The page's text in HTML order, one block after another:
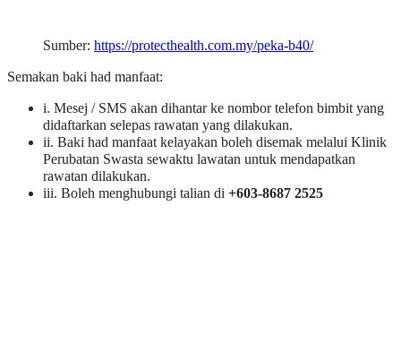
Sumber: https://protecthealth.com.my/peka-b40/
Semakan baki had manfaat:
i. Mesej / SMS akan dihantar ke nombor telefon bimbit yang
didaftarkan selepas rawatan yang dilakukan.
ii. Baki had manfaat kelayakan boleh disemak melalui Klinik
Perubatan Swasta sewaktu lawatan untuk mendapatkan
rawatan dilakukan.
iii. Boleh menghubungi talian di +603-8687 2525